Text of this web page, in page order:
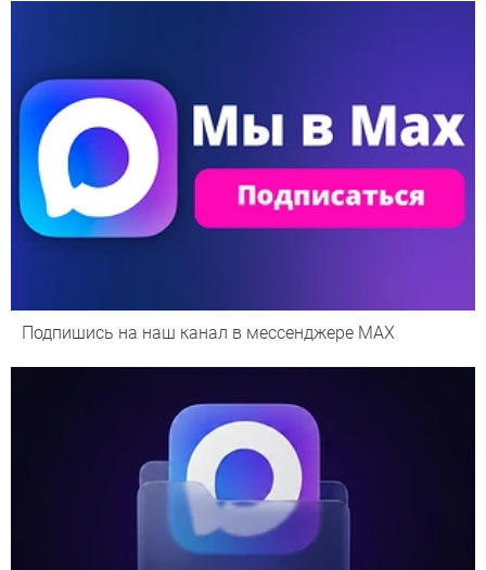
Подпишись на наш канал в мессенджере МАХ